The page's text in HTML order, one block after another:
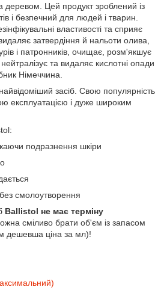
деревом. Цей продукт зроблений із
і безпечний для людей і тварин.
властивості та сприяє
затвердіння й нальоти олива,
і патронників, очищає, розм'якшує
та видаляє кислотні опади
Німеччина.
засіб. Свою популярність
експлуатацією і дуже широким
подразнення шкіри
без смолоутворення
Ballistol не має терміну
сміливо брати об'єм із запасом
дешевша ціна за мл)!